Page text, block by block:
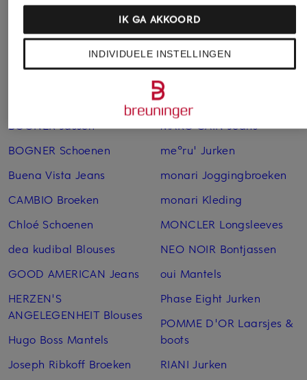
BOGNER Jassen
BOGNER Schoenen
Buena Vista Jeans
CAMBIO Broeken
Chloé Schoenen
dea kudibal Blouses
GOOD AMERICAN Jeans
HERZEN'S
ANGELEGENHEIT Blouses
Hugo Boss Mantels
Joseph Ribkoff Broeken
MAC DAYDREAM Jeans
MARC AUREL Truien &
vesten
MARC CAIN Jeans
me°ru' Jurken
monari Joggingbroeken
monari Kleding
MONCLER Longsleeves
NEO NOIR Bontjassen
oui Mantels
Phase Eight Jurken
POMME D'OR Laarsjes &
boots
RIANI Jurken
INDIVIDUELE INSTELLINGEN
IK GA AKKOORD